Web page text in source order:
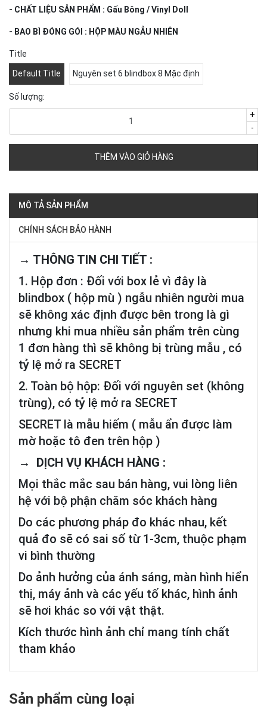
- CHẤT LIỆU SẢN PHẨM : Gấu Bông / Vinyl Doll
- BAO BÌ ĐÓNG GÓI : HỘP MÀU NGẪU NHIÊN
Title
Default Title Nguyên set 6 blindbox 8 Mặc định
Số lượng:
-
+
THÊM VÀO GIỎ HÀNG
MÔ TẢ SẢN PHẨM
CHÍNH SÁCH BẢO HÀNH
→ THÔNG TIN CHI TIẾT :
1. Hộp đơn : Đối với box lẻ vì đây là
blindbox ( hộp mù ) ngẫu nhiên người mua
sẽ không xác định được bên trong là gì
nhưng khi mua nhiều sản phẩm trên cùng
1 đơn hàng thì sẽ không bị trùng mẫu , có
tỷ lệ mở ra SECRET
2. Toàn bộ hộp: Đối với nguyên set (không
trùng), có tỷ lệ mở ra SECRET
SECRET là mẫu hiếm ( mẫu ẩn được làm
mờ hoặc tô đen trên hộp )
→ DỊCH VỤ KHÁCH HÀNG :
Mọi thắc mắc sau bán hàng, vui lòng liên
hệ với bộ phận chăm sóc khách hàng
Do các phương pháp đo khác nhau, kết
quả đo sẽ có sai số từ 1-3cm, thuộc phạm
vi bình thường
Do ảnh hưởng của ánh sáng, màn hình hiển
thị, máy ảnh và các yếu tố khác, hình ảnh
sẽ hơi khác so với vật thật.
Kích thước hình ảnh chỉ mang tính chất
tham khảo
Sản phẩm cùng loại